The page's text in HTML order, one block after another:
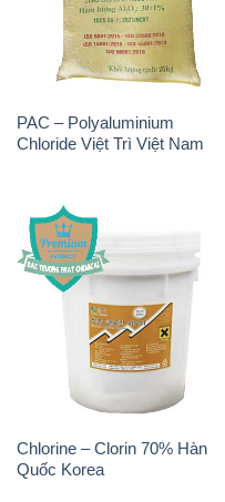
PAC – Polyaluminium
Chloride Việt Trì Việt Nam
Chlorine – Clorin 70% Hàn
Quốc Korea